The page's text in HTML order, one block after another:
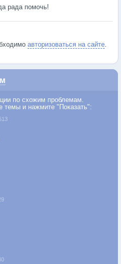
рада помочь!
авторизоваться на сайте.
по схожим проблемам.
и нажмите "Показать":